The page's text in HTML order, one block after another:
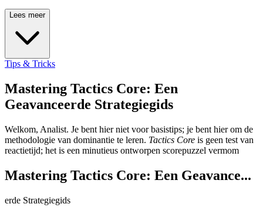
Lees meer
Tips & Tricks
Mastering Tactics Core: Een
Geavanceerde Strategiegids
Welkom, Analist. Je bent hier niet voor basistips; je bent hier om de
methodologie van dominantie te leren. Tactics Core is geen test van
reactietijd; het is een minutieus ontworpen scorepuzzel vermom
Mastering Tactics Core: Een Geavance...
erde Strategiegids